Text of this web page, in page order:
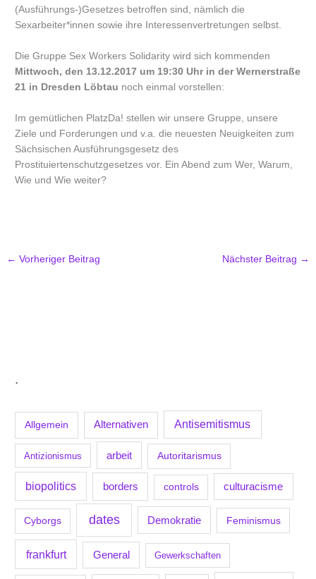
.
Allgemein Alternativen Antisemitismus
Antizionismus arbeit Autoritarismus
biopolitics borders controls culturacisme
Cyborgs dates Demokratie Feminismus
frankfurt General Gewerkschaften
(Ausführungs-)Gesetzes betroffen sind, nämlich die
Sexarbeiter*innen sowie ihre Interessenvertretungen selbst.
Die Gruppe Sex Workers Solidarity wird sich kommenden
Mittwoch, den 13.12.2017 um 19:30 Uhr in der Wernerstraße
21 in Dresden Löbtau noch einmal vorstellen:
Im gemütlichen PlatzDa! stellen wir unsere Gruppe, unsere
Ziele und Forderungen und v.a. die neuesten Neuigkeiten zum
Sächsischen Ausführungsgesetz des
Prostituiertenschutzgesetzes vor. Ein Abend zum Wer, Warum,
Wie und Wie weiter?
← Vorheriger Beitrag Nächster Beitrag →